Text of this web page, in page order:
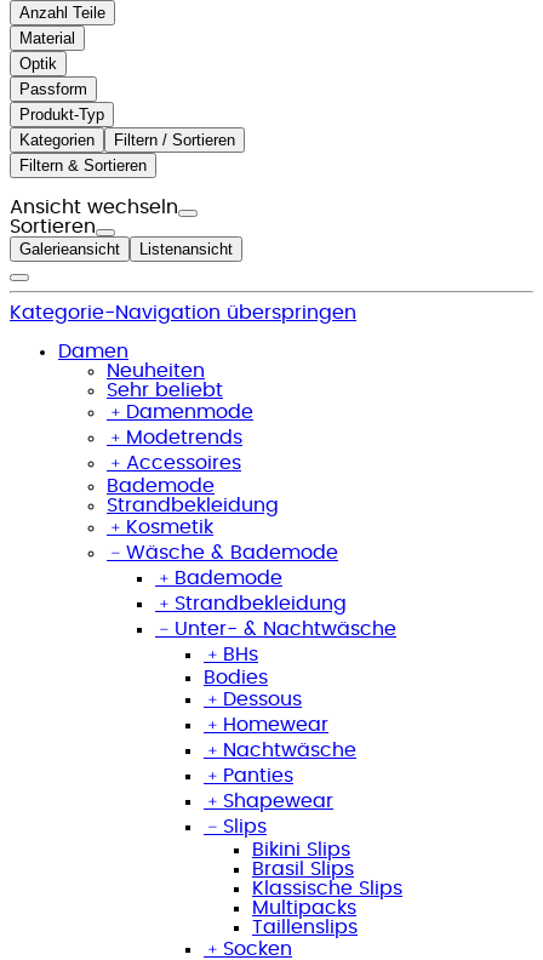
Anzahl Teile
Material
Optik
Passform
Produkt-Typ
Kategorien
Filtern / Sortieren
Filtern & Sortieren
Ansicht wechseln
Sortieren
Galerieansicht Listenansicht
Kategorie-Navigation überspringen
Damen
Neuheiten
Sehr beliebt
﹢ Damenmode
﹢ Modetrends
﹢ Accessoires
Bademode
Strandbekleidung
﹢ Kosmetik
﹣ Wäsche & Bademode
﹢ Bademode
﹢ Strandbekleidung
﹣ Unter- & Nachtwäsche
﹢ BHs
Bodies
﹢ Dessous
﹢ Homewear
﹢ Nachtwäsche
﹢ Panties
﹢ Shapewear
﹣ Slips
Bikini Slips
Brasil Slips
Klassische Slips
Multipacks
Taillenslips
﹢ Socken